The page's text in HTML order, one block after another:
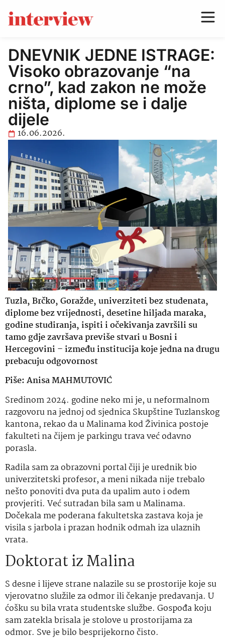
DNEVNIK JEDNE ISTRAGE:
Visoko obrazovanje “na
crno”, kad zakon ne može
ništa, diplome se i dalje
dijele
16.06.2026.
Tuzla, Brčko, Goražde, univerziteti bez studenata,
diplome bez vrijednosti, desetine hiljada maraka,
godine studiranja, ispiti i očekivanja završili su
tamo gdje završava previše stvari u Bosni i
Hercegovini – između institucija koje jedna na drugu
prebacuju odgovornost
Piše: Anisa MAHMUTOVIĆ
Sredinom 2024. godine neko mi je, u neformalnom
razgovoru na jednoj od sjednica Skupštine Tuzlanskog
kantona, rekao da u Malinama kod Živinica postoje
fakulteti na čijem je parkingu trava već odavno
porasla.
Radila sam za obrazovni portal čiji je urednik bio
univerzitetski profesor, a meni nikada nije trebalo
nešto ponoviti dva puta da upalim auto i odem
provjeriti. Već sutradan bila sam u Malinama.
Dočekala me poderana fakultetska zastava koja je
visila s jarbola i prazan hodnik odmah iza ulaznih
vrata.
Doktorat iz Malina
S desne i lijeve strane nalazile su se prostorije koje su
vjerovatno služile za odmor ili čekanje predavanja. U
ćošku su bila vrata studentske službe. Gospođa koju
sam zatekla brisala je stolove u prostorijama za
odmor. Sve je bilo besprijekorno čisto.